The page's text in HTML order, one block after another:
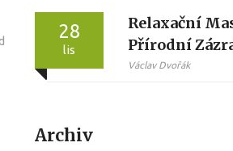
28
lis
Relaxační
Přírodní
Úlevu od
Václav Dvořák
Archiv